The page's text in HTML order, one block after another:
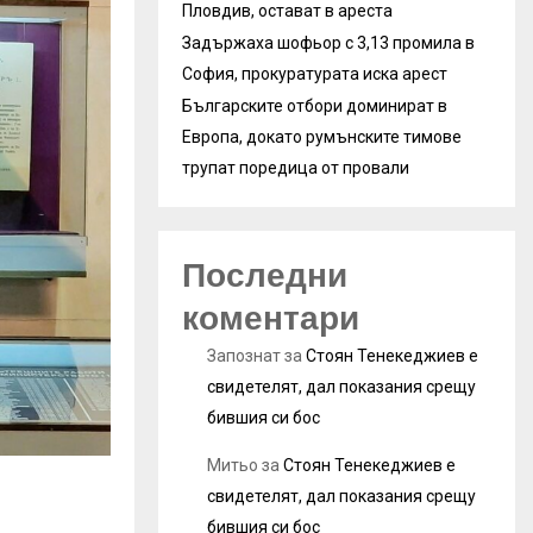
Пловдив, остават в ареста
Задържаха шофьор с 3,13 промила в
София, прокуратурата иска арест
Българските отбори доминират в
Европа, докато румънските тимове
трупат поредица от провали
Последни
коментари
Запознатза Стоян Тенекеджиев е
свидетелят, дал показания срещу
бившия си бос
Митьо за Стоян Тенекеджиев е
свидетелят, дал показания срещу
бившия си бос